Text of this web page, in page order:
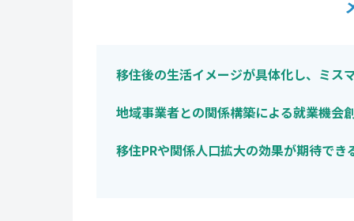
移住後の生活イメージが具体化し、ミス
地域事業者との関係構築による就業機会
移住PRや関係人口拡大の効果が期待でき